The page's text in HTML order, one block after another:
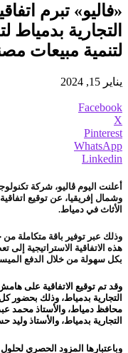
«فاليو» تبرم
التجارية
لتنمية مبيعات
يناير 15, 2024
Facebook
X
Pinterest
WhatsApp
Linkedin
أعلنت اليوم ڤاليو، شركة
وشمال إفريقيا، عن توقيع
الأثاث في دمياط.
هذه الاتفاقية الاستراتيجية
بكل سهولة من خلال الدفع
وقد تم توقيع الاتفاقية على
التجارية بدمياط، وذلك بحضور
محافظ دمياط، والأستاذ محمد
التجارية بدمياط، والأستاذ